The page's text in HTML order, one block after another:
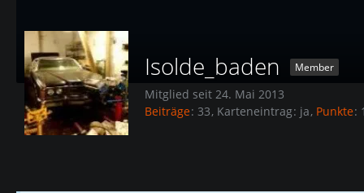
Isolde_baden Member
Mitglied seit 24. Mai 2013
Beiträge 33 Karteneintrag ja Punkte